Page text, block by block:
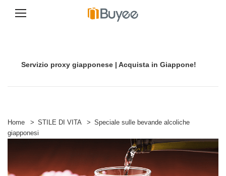
n
u
t
Servizio proxy giapponese | Acquista in Giappone!
Home > STILE DI VITA > Speciale sulle bevande alcoliche
giapponesi